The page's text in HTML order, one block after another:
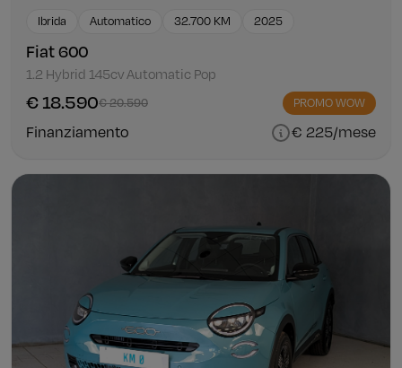
Ibrida Automatico 32.700 KM 2025
Fiat 600
1.2 Hybrid 145cv Automatic Pop
€ 18.590€ 20.590 PROMO WOW
Finanziamento € 225/mese